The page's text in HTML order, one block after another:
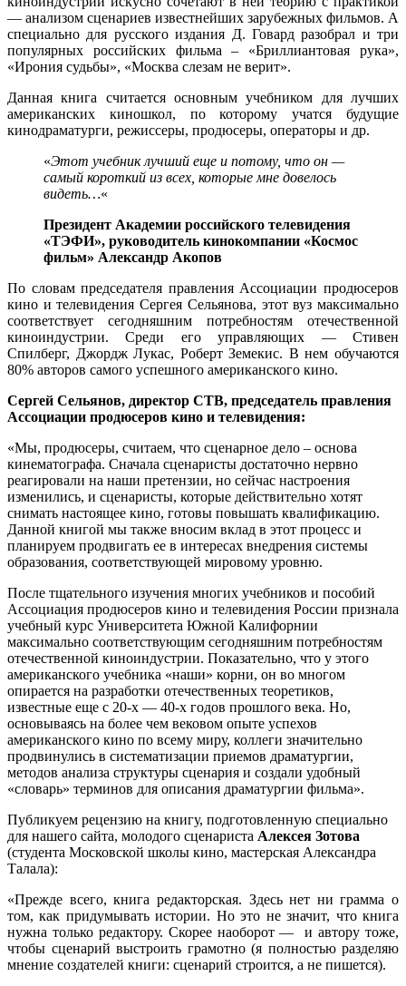
— анализом сценариев известнейших зарубежных фильмов. А
специально для русского издания Д. Говард разобрал и три
популярных российских фильма – «Бриллиантовая рука»,
«Ирония судьбы», «Москва слезам не верит».
Данная книга считается основным учебником для лучших
американских киношкол, по которому учатся будущие
кинодраматурги, режиссеры, продюсеры, операторы и др.
«Этот учебник лучший еще и потому, что он —
самый короткий из всех, которые мне довелось
видеть…«
Президент Академии российского телевидения
«ТЭФИ», руководитель кинокомпании «Космос
фильм» Александр Акопов
По словам председателя правления Ассоциации продюсеров
кино и телевидения Сергея Сельянова, этот вуз максимально
соответствует сегодняшним потребностям отечественной
киноиндустрии. Среди его управляющих — Стивен
Спилберг, Джордж Лукас, Роберт Земекис. В нем обучаются
80% авторов самого успешного американского кино.
Сергей Сельянов, директор СТВ, председатель правления
Ассоциации продюсеров кино и телевидения:
«Мы, продюсеры, считаем, что сценарное дело – основа
кинематографа. Сначала сценаристы достаточно нервно
реагировали на наши претензии, но сейчас настроения
изменились, и сценаристы, которые действительно хотят
снимать настоящее кино, готовы повышать квалификацию.
Данной книгой мы также вносим вклад в этот процесс и
планируем продвигать ее в интересах внедрения системы
образования, соответствующей мировому уровню.
После тщательного изучения многих учебников и пособий
Ассоциация продюсеров кино и телевидения России признала
учебный курс Университета Южной Калифорнии
максимально соответствующим сегодняшним потребностям
отечественной киноиндустрии. Показательно, что у этого
американского учебника «наши» корни, он во многом
опирается на разработки отечественных теоретиков,
известные еще с 20-х — 40-х годов прошлого века. Но,
основываясь на более чем вековом опыте успехов
американского кино по всему миру, коллеги значительно
продвинулись в систематизации приемов драматургии,
методов анализа структуры сценария и создали удобный
«словарь» терминов для описания драматургии фильма».
Публикуем рецензию на книгу, подготовленную специально
для нашего сайта, молодого сценариста Алексея Зотова
(студента Московской школы кино, мастерская Александра
Талала):
«Прежде всего, книга редакторская. Здесь нет ни грамма о
том, как придумывать истории. Но это не значит, что книга
нужна только редактору. Скорее наоборот — и автору тоже,
чтобы сценарий выстроить грамотно (я полностью разделяю
мнение создателей книги: сценарий строится, а не пишется).